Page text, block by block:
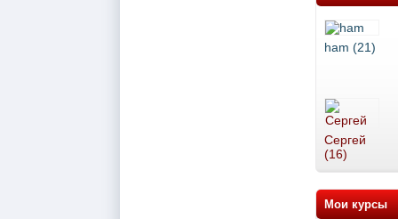
ham (21)
Сергей
(16)
Мои курсы